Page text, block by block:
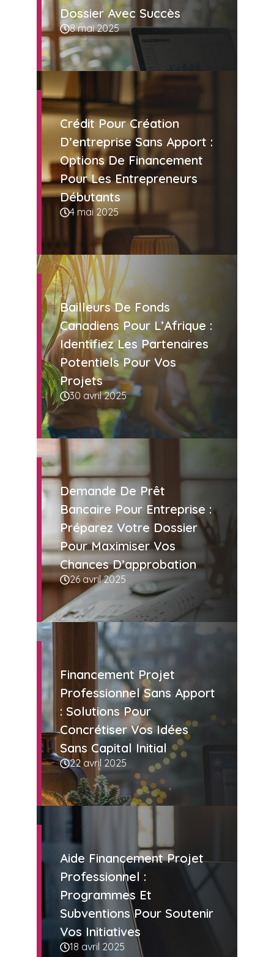
Dossier Avec Succès
8 mai 2025
Crédit Pour Création
D’entreprise Sans Apport :
Options De Financement
Pour Les Entrepreneurs
Débutants
4 mai 2025
Bailleurs De Fonds
Canadiens Pour L’Afrique :
Identifiez Les Partenaires
Potentiels Pour Vos
Projets
30 avril 2025
Demande De Prêt
Bancaire Pour Entreprise :
Préparez Votre Dossier
Pour Maximiser Vos
Chances D’approbation
26 avril 2025
Financement Projet
Professionnel Sans Apport
: Solutions Pour
Concrétiser Vos Idées
Sans Capital Initial
22 avril 2025
Aide Financement Projet
Professionnel :
Programmes Et
Subventions Pour Soutenir
Vos Initiatives
18 avril 2025